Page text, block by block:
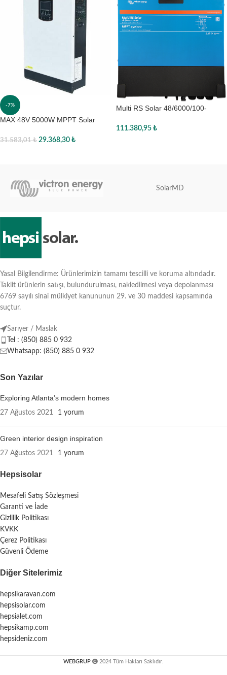
-7%
MAX 48V 5000W MPPT Solar
31.583,01₺ 29.368,30 ₺
Multi RS Solar 48/6000/100-
111.380,95 ₺
SolarMD
Yasal Bilgilendirme: Ürünlerimizin tamamı tescilli ve koruma altındadır.
Taklit ürünlerin satışı, bulundurulması, nakledilmesi veya depolanması
6769 sayılı sinai mülkiyet kanununun 29. ve 30 maddesi kapsamında
suçtur.
Sarıyer / Maslak
Tel : (850) 885 0 932
Whatsapp: (850) 885 0 932
Son Yazılar
Exploring Atlanta’s modern homes
27 Ağustos 2021 1 yorum
Green interior design inspiration
27 Ağustos 2021 1 yorum
Hepsisolar
Mesafeli Satış Sözleşmesi
Garanti ve İade
Gizlilik Politikası
KVKK
Çerez Politikası
Güvenli Ödeme
Diğer Sitelerimiz
hepsikaravan.com
hepsisolar.com
hepsialet.com
hepsikamp.com
hepsideniz.com
WEBGRUP 2024 Tüm Hakları Saklıdır.